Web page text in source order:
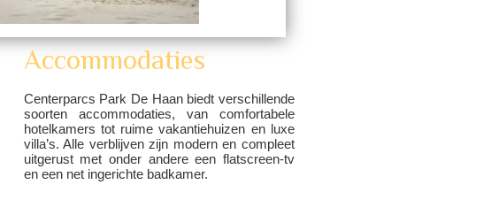
Accommodaties
Centerparcs Park De Haan biedt verschillende
soorten accommodaties, van comfortabele
hotelkamers tot ruime vakantiehuizen en luxe
villa’s. Alle verblijven zijn modern en compleet
uitgerust met onder andere een flatscreen-tv
en een net ingerichte badkamer.